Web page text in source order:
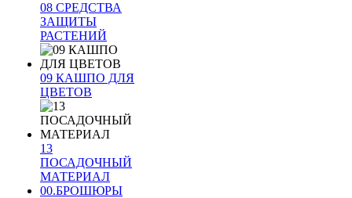
08 СРЕДСТВА
ЗАЩИТЫ
РАСТЕНИЙ
09 КАШПО ДЛЯ
ЦВЕТОВ
13
ПОСАДОЧНЫЙ
МАТЕРИАЛ
00.БРОШЮРЫ